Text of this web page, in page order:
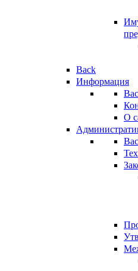
Back
Информация
О